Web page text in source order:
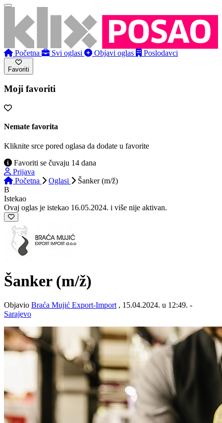
Početna Svi oglasi Objavi oglas Poslodavci
Favoriti
Moji favoriti
Nemate favorita
Kliknite srce pored oglasa da dodate u favorite
Favoriti se čuvaju 14 dana
Prijava
Početna
Oglasi
Šanker (m/ž)
B
Istekao
Ovaj oglas je istekao 16.05.2024. i više nije aktivan.
Šanker (m/ž)
Objavio Braća Mujić Export-Import , 15.04.2024. u 12:49. -
Sarajevo